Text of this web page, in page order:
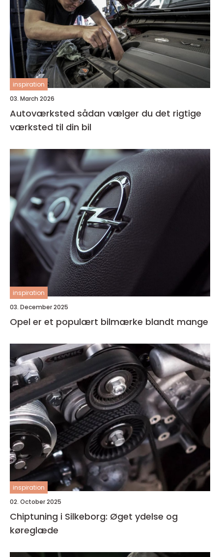
inspiration
03. March 2026
Autoværksted sådan vælger du det rigtige
værksted til din bil
inspiration
03. December 2025
Opel er et populært bilmærke blandt mange
inspiration
02. October 2025
Chiptuning i Silkeborg: Øget ydelse og
køreglæde